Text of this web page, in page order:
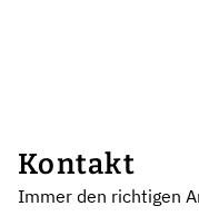
Kontakt
Immer den richtigen